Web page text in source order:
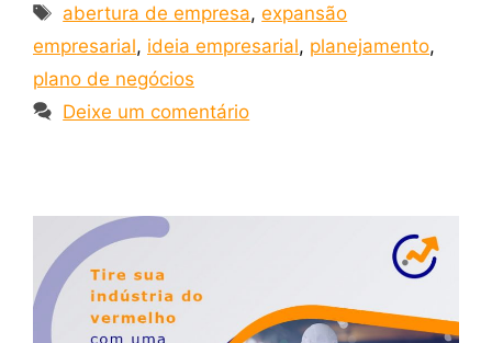
abertura de empresa,expansão
empresarial, ideia empresarial, planejamento,
plano de negócios
Deixe um comentário